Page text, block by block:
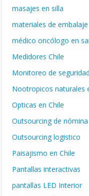
masajes en silla
materiales de embalaje
médico oncólogo en
Medidores Chile
Monitoreo de
Nootropicos naturales
Opticas en Chile
Outsourcing de nómina
Outsourcing logistico
Paisajismo en Chile
Pantallas interactivas
pantallas LED Interior